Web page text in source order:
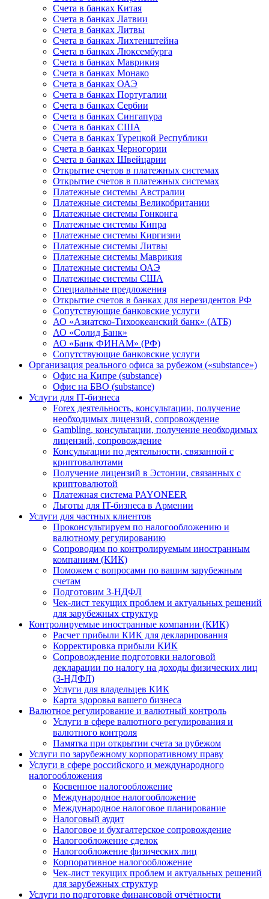
Счета в банках Китая
Счета в банках Латвии
Счета в банках Литвы
Счета в банках Лихтенштейна
Счета в банках Люксембурга
Счета в банках Маврикия
Счета в банках Монако
Счета в банках ОАЭ
Счета в банках Португалии
Счета в банках Сербии
Счета в банках Сингапура
Счета в банках США
Счета в банках Турецкой Республики
Счета в банках Черногории
Счета в банках Швейцарии
Открытие счетов в платежных системах
Открытие счетов в платежных системах
Платежные системы Австралии
Платежные системы Великобритании
Платежные системы Гонконга
Платежные системы Кипра
Платежные системы Киргизии
Платежные системы Литвы
Платежные системы Маврикия
Платежные системы ОАЭ
Платежные системы США
Специальные предложения
Открытие счетов в банках для нерезидентов РФ
Сопутствующие банковские услуги
АО «Азиатско-Тихоокеанский банк» (АТБ)
АО «Солид Банк»
АО «Банк ФИНАМ» (РФ)
Сопутствующие банковские услуги
Организация реального офиса за рубежом («substance»)
Офис на Кипре (substance)
Офис на БВО (substance)
Услуги для IT-бизнеса
Forex деятельность, консультации, получение
необходимых лицензий, сопровождение
Gambling, консультации, получение необходимых
лицензий, сопровождение
Консультации по деятельности, связанной с
криптовалютами
Получение лицензий в Эстонии, связанных с
криптовалютой
Платежная система PAYONEER
Льготы для IT-бизнеса в Армении
Услуги для частных клиентов
Проконсультируем по налогообложению и
валютному регулированию
Сопроводим по контролируемым иностранным
компаниям (КИК)
Поможем с вопросами по вашим зарубежным
счетам
Подготовим 3-НДФЛ
Чек-лист текущих проблем и актуальных решений
для зарубежных структур
Контролируемые иностранные компании (КИК)
Расчет прибыли КИК для декларирования
Корректировка прибыли КИК
Сопровождение подготовки налоговой
декларации по налогу на доходы физических лиц
(3-НДФЛ)
Услуги для владельцев КИК
Карта здоровья вашего бизнеса
Валютное регулирование и валютный контроль
Услуги в сфере валютного регулирования и
валютного контроля
Памятка при открытии счета за рубежом
Услуги по зарубежному корпоративному праву
Услуги в сфере российского и международного
налогообложения
Косвенное налогообложение
Международное налогообложение
Международное налоговое планирование
Налоговый аудит
Налоговое и бухгалтерское сопровождение
Налогообложение сделок
Налогообложение физических лиц
Корпоративное налогообложение
Чек-лист текущих проблем и актуальных решений
для зарубежных структур
Услуги по подготовке финансовой отчётности